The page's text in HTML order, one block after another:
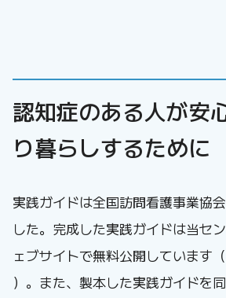
認知症のある人が安
り暮らしするために
実践ガイドは全国訪問看護事業協
した。完成した実践ガイドは当セ
ェブサイトで無料公開しています
）。また、製本した実践ガイドを